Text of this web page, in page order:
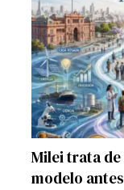
Milei trata
modelo